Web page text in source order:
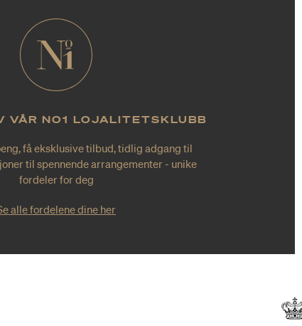
VÅR NO1 LOJALITETSKLUBB
få eksklusive tilbud, tidlig adgang til
til spennende arrangementer - unike
fordeler for deg
alle fordelene dine her